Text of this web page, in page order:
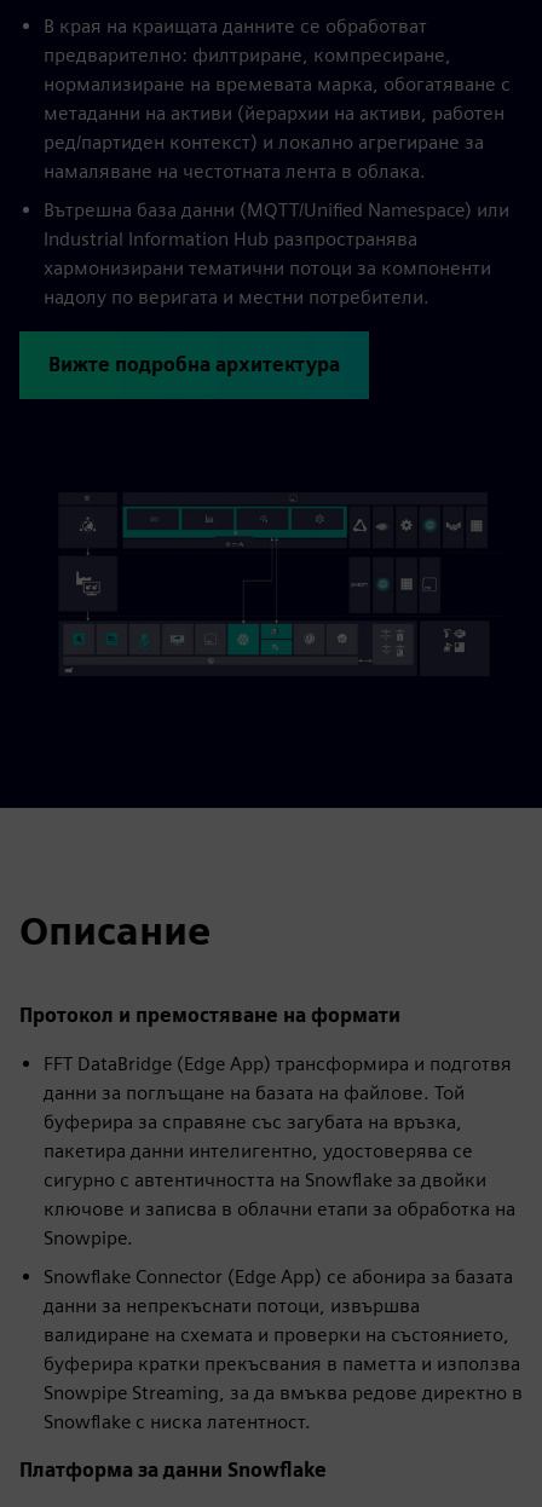
В края на краищата данните се обработват
предварително: филтриране, компресиране,
нормализиране на времевата марка, обогатяване с
метаданни на активи (йерархии на активи, работен
ред/партиден контекст) и локално агрегиране за
намаляване на честотната лента в облака.
Вътрешна база данни (MQTT/Unified Namespace) или
Industrial Information Hub разпространява
хармонизирани тематични потоци за компоненти
надолу по веригата и местни потребители.
Вижте подробна архитектура
Описание
Протокол и премостяване на формати
FFT DataBridge (Edge App) трансформира и подготвя
данни за поглъщане на базата на файлове. Той
буферира за справяне със загубата на връзка,
пакетира данни интелигентно, удостоверява се
сигурно с автентичността на Snowflake за двойки
ключове и записва в облачни етапи за обработка на
Snowpipe.
Snowflake Connector (Edge App) се абонира за базата
данни за непрекъснати потоци, извършва
валидиране на схемата и проверки на състоянието,
буферира кратки прекъсвания в паметта и използва
Snowpipe Streaming, за да вмъква редове директно в
Snowflake с ниска латентност.
Платформа за данни Snowflake